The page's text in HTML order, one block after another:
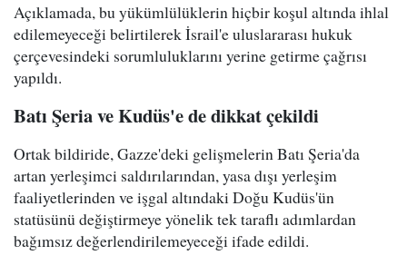
Açıklamada, bu yükümlülüklerin hiçbir koşul altında ihlal
edilemeyeceği belirtilerek İsrail'e uluslararası hukuk
çerçevesindeki sorumluluklarını yerine getirme çağrısı
yapıldı.
Batı Şeria ve Kudüs'e de dikkat çekildi
Ortak bildiride, Gazze'deki gelişmelerin Batı Şeria'da
artan yerleşimci saldırılarından, yasa dışı yerleşim
faaliyetlerinden ve işgal altındaki Doğu Kudüs'ün
statüsünü değiştirmeye yönelik tek taraflı adımlardan
bağımsız değerlendirilemeyeceği ifade edildi.